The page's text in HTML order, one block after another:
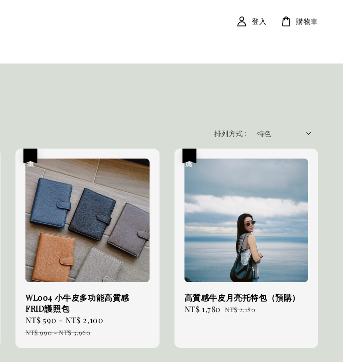
登入 購物車
排列方式 :
WL004 小牛皮多功能高質感
FRID護照包
Sale
price
NT$ 590 -NT$ 2,100
NT$ 990-NT$ 3,960
高質感牛皮月亮托特包（預購）
Sale
NT$ 1,780 Regular
NT$ 2,180